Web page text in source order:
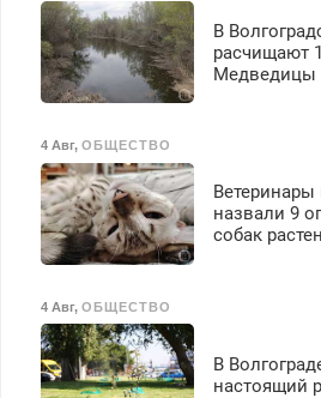
В
расчищают
Медведицы
4 Авг, ОБЩЕСТВО
Ветеринары
назвали 9
собак
4 Авг, ОБЩЕСТВО
В
настоящий